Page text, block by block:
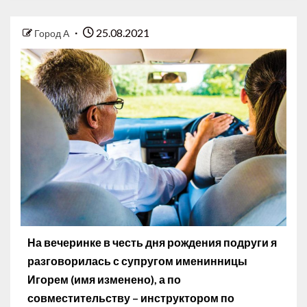
Город А 25.08.2021
На вечеринке в честь дня рождения подруги я
разговорилась с супругом именинницы
Игорем (имя изменено), а по
совместительству – инструктором по